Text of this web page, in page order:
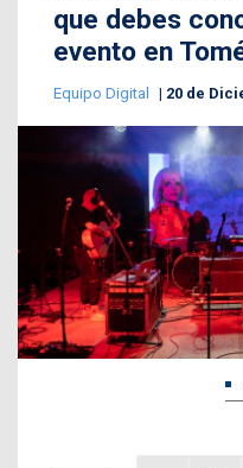
que debes
evento en
Equipo Digital 20 de